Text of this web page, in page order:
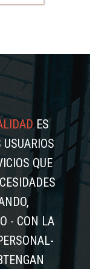
ES
USUARIOS
QUE
- CON LA